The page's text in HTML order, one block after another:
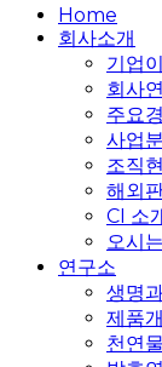
Close
Menu
Home
회사소개
기업
회사
주요
사업
조직
해외
CI 소
오시
연구소
생명
제품
천연